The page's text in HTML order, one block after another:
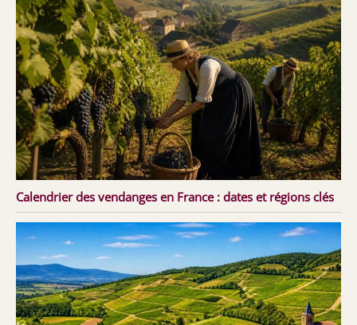
Calendrier des vendanges en France : dates et régions clés